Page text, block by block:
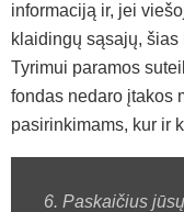
informaciją ir, jei
klaidingų sąsajų,
Tyrimui paramos
fondas nedaro įtakos
pasirinkimams, kur ir
6. Paskaičius